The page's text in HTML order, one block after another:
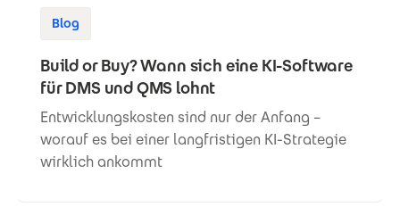
Blog
Build or Buy? Wann sich eine KI-Software
für DMS und QMS lohnt
Entwicklungskosten sind nur der Anfang –
worauf es bei einer langfristigen KI-Strategie
wirklich ankommt